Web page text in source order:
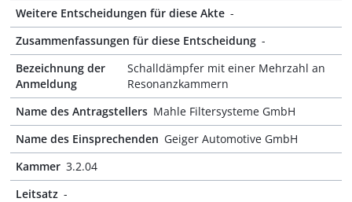
Weitere Entscheidungen für diese Akte -
Zusammenfassungen für diese Entscheidung -
Bezeichnung der
Anmeldung
Schalldämpfer mit einer Mehrzahl an
Resonanzkammern
Name des Antragstellers Mahle Filtersysteme GmbH
Name des Einsprechenden Geiger Automotive GmbH
Kammer 3.2.04
Leitsatz -